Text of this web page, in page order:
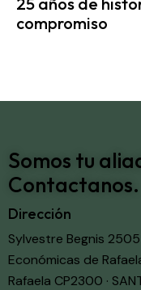
compromiso
Somos tu
Contactanos.
Dirección
Sylvestre Begnis
Económicas de
Rafaela CP2300 ·